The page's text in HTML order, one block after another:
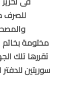
للصرف
مختومة بخاتم
تقررها تلك
سوريتين